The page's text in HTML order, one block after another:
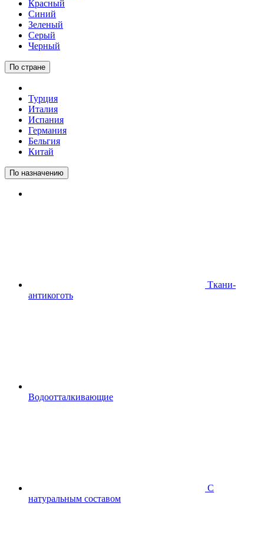
Красный
Синий
Зеленый
Серый
Черный
По стране
Турция
Италия
Испания
Германия
Бельгия
Китай
По назначению
Ткани-
антикоготь
Водоотталкивающие
С
натуральным составом